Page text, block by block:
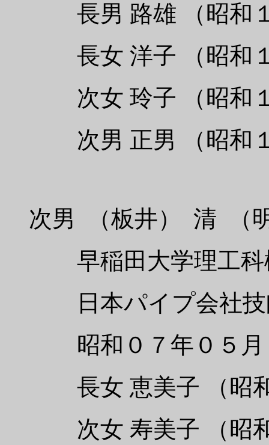
長男 路雄 （昭和１
長女 洋子 （昭和１
次女 玲子 （昭和１
次男 正男 （昭和１
次男 （板井） 清 （
早稲田大学理工科
日本パイプ会社技
昭和０７年０５月
長女 恵美子 （昭和
次女 寿美子 （昭和